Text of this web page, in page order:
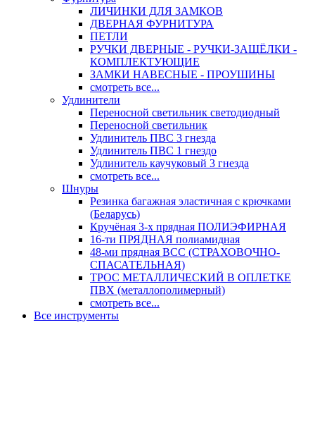
ЛИЧИНКИ ДЛЯ ЗАМКОВ
ДВЕРНАЯ ФУРНИТУРА
ПЕТЛИ
РУЧКИ ДВЕРНЫЕ - РУЧКИ-ЗАЩЁЛКИ -
КОМПЛЕКТУЮЩИЕ
ЗАМКИ НАВЕСНЫЕ - ПРОУШИНЫ
смотреть все...
Удлинители
Переносной светильник светодиодный
Переносной светильник
Удлинитель ПВС 3 гнезда
Удлинитель ПВС 1 гнездо
Удлинитель каучуковый 3 гнезда
смотреть все...
Шнуры
Резинка багажная эластичная с крючками
(Беларусь)
Кручёная 3-х прядная ПОЛИЭФИРНАЯ
16-ти ПРЯДНАЯ полиамидная
48-ми прядная ВСС (СТРАХОВОЧНО-
СПАСАТЕЛЬНАЯ)
ТРОС МЕТАЛЛИЧЕСКИЙ В ОПЛЕТКЕ
ПВХ (металлополимерный)
смотреть все...
Все инструменты